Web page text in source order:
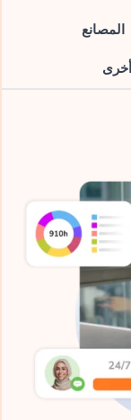
المصانع